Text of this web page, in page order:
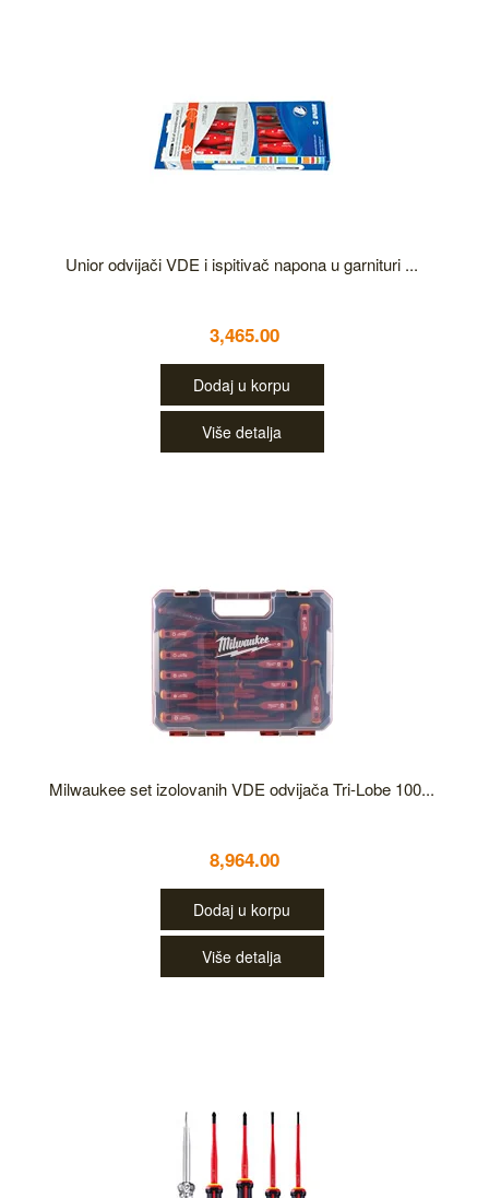
Unior odvijači VDE i ispitivač napona u garnituri ...
3,465.00
Dodaj u korpu
Više detalja
Milwaukee set izolovanih VDE odvijača Tri-Lobe 100...
8,964.00
Dodaj u korpu
Više detalja